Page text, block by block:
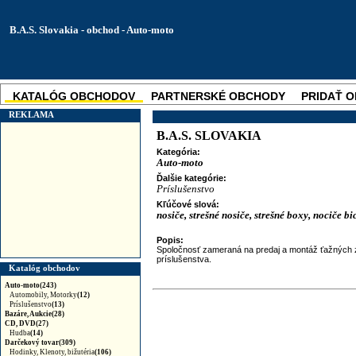
B.A.S. Slovakia - obchod - Auto-moto
KATALÓG OBCHODOV PARTNERSKÉ OBCHODY
PRIDAŤ
SKUPINOVÉ ZĽAVY NOVINKA
REKLAMA
Katalóg obchodov
Auto-moto(243)
Automobily, Motorky(12)
Príslušenstvo(13)
Bazáre, Aukcie(28)
CD, DVD(27)
Hudba(14)
Darčekový tovar(309)
Hodinky, Klenoty, bižutéria(106)
B.A.S. SLOVAKIA
Kategória:
Auto-moto
Ďalšie kategórie:
Príslušenstvo
Kľúčové slová:
nosiče, strešné nosiče, strešné boxy, nociče
Popis:
Spoločnosť zameraná na predaj a montáž
príslušenstva.